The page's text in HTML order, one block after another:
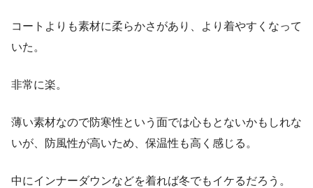
コートよりも素材に柔らかさがあり、より着やすくなって
いた。
非常に楽。
薄い素材なので防寒性という面では心もとないかもしれな
いが、防風性が高いため、保温性も高く感じる。
中にインナーダウンなどを着れば冬でもイケるだろう。